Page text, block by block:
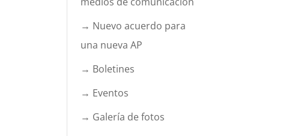
→ Nuevo acuerdo para
una nueva AP
→ Boletines
→ Eventos
→ Galería de fotos